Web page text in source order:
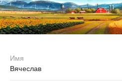
Имя
Вячеслав